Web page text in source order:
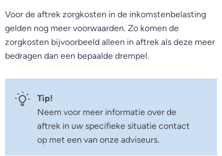
Voor de aftrek zorgkosten in de inkomstenbelasting
gelden nog meer voorwaarden. Zo komen de
zorgkosten bijvoorbeeld alleen in aftrek als deze meer
bedragen dan een bepaalde drempel.
Tip!
Neem voor meer informatie over de
aftrek in uw specifieke situatie contact
op met een van onze adviseurs.